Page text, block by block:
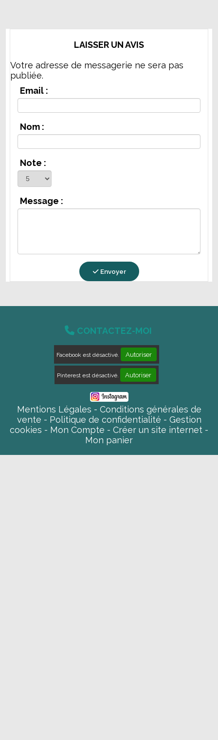
LAISSER UN AVIS
Votre adresse de messagerie ne sera pas
publiée.
Email :
Nom :
Note :
Message :
Envoyer
 CONTACTEZ-MOI
Facebook est désactivé. Autoriser
Pinterest est désactivé. Autoriser
Mentions Légales
Conditions générales de
vente
Politique de confidentialité
Gestion
cookies
Mon Compte
Créer un site internet
Mon panier